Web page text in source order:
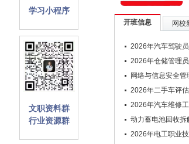
开班信息 网校
2026年汽车驾驶
2026年仓储管理
网络与信息安全
2026年二手车评
2026年汽车维修
动力蓄电池回收拆
2026年电工职业
学习小程序
文职资料群
行业资源群